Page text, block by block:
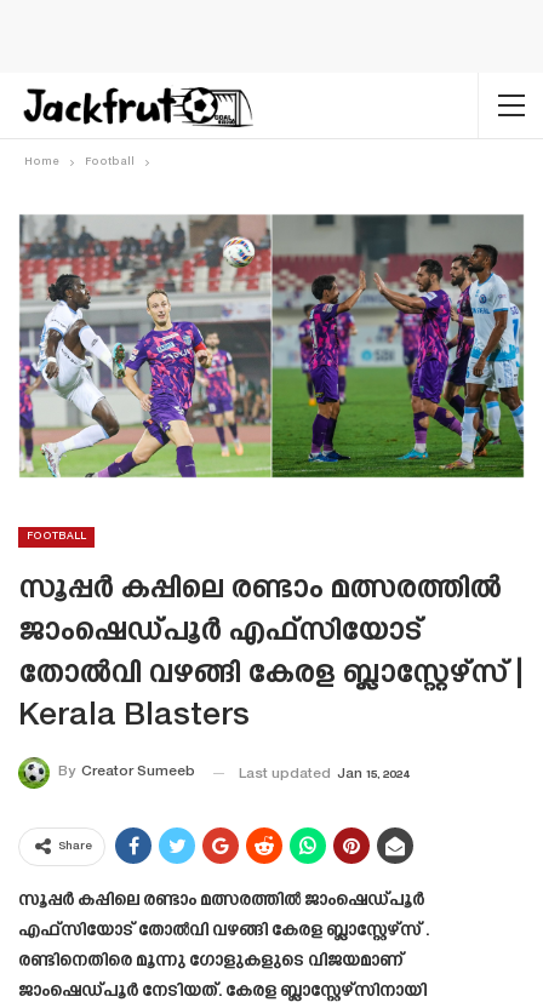
Home Football
FOOTBALL
സൂപ്പർ കപ്പിലെ രണ്ടാം മത്സരത്തിൽ
ജാംഷെഡ്പൂർ എഫ്സിയോട്
തോൽവി വഴങ്ങി കേരള ബ്ലാസ്റ്റേഴ്‌സ് |
Kerala Blasters
By Creator Sumeeb Last updated Jan 15, 2024
Share
സൂപ്പർ കപ്പിലെ രണ്ടാം മത്സരത്തിൽ ജാംഷെഡ്പൂർ
എഫ്സിയോട് തോൽവി വഴങ്ങി കേരള ബ്ലാസ്റ്റേഴ്‌സ് .
രണ്ടിനെതിരെ മൂന്നു ഗോളുകളുടെ വിജയമാണ്
ജാംഷെഡ്പൂർ നേടിയത്. കേരള ബ്ലാസ്റ്റേഴ്സിനായി